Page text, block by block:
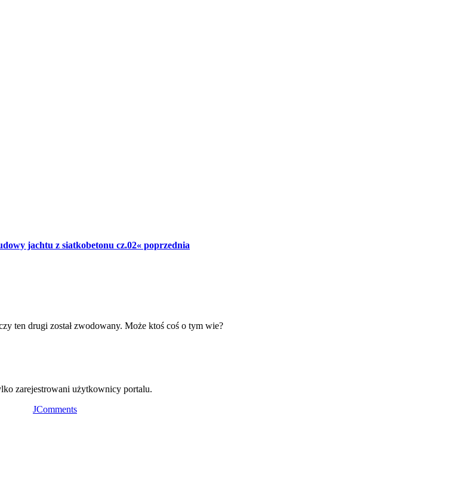
jachtu z siatkobetonu cz.02« poprzednia
ten drugi został zwodowany. Może ktoś coś o tym wie?
zarejestrowani użytkownicy portalu.
JComments